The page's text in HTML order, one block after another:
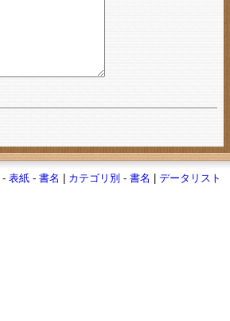
-表紙 -書名 カテゴリ別 -書名 |データリスト